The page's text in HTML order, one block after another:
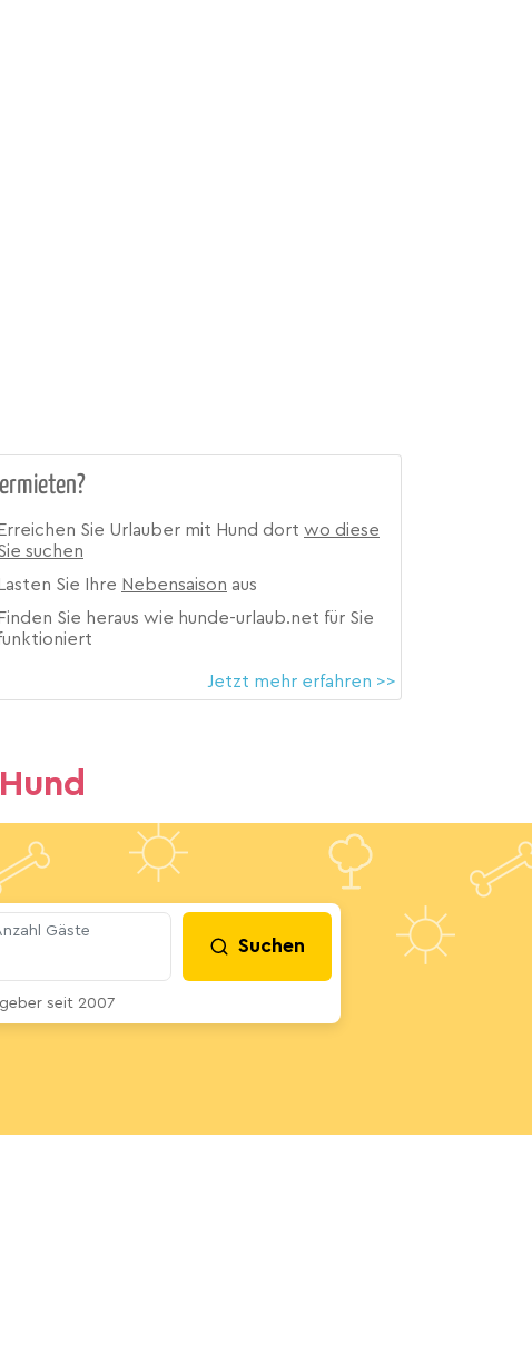
Erreichen Sie Urlauber mit Hund dort wo diese
suchen
Lasten Sie Ihre Nebensaison aus
Finden Sie heraus wie hunde-urlaub.net für Sie
Jetzt mehr erfahren >>
Gäste
Suchen
seit 2007